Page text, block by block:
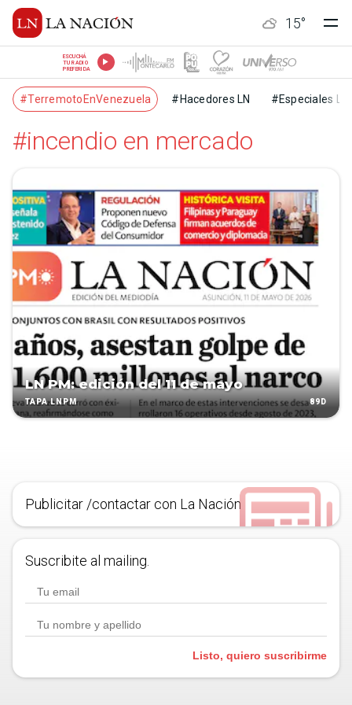
15°
ESCUCHÁ
TU RADIO
PREFERIDA
#TerremotoEnVenezuela #Hacedores LN #Especiales LN
#incendio en mercado
LN PM: edición del 11 de mayo
TAPA LNPM 89D
Publicitar /contactar con La Nación
Suscribite al mailing.
Listo, quiero suscribirme